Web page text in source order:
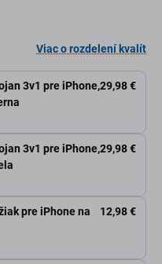
Viac o rozdelení kvalít
3v1 pre iPhone,29,98 €
3v1 pre iPhone,29,98 €
pre iPhone na
12,98 €